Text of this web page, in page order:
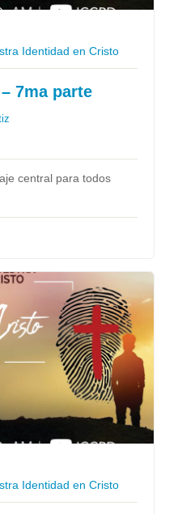
Identidad en Cristo
7ma parte
central para todos
Identidad en Cristo